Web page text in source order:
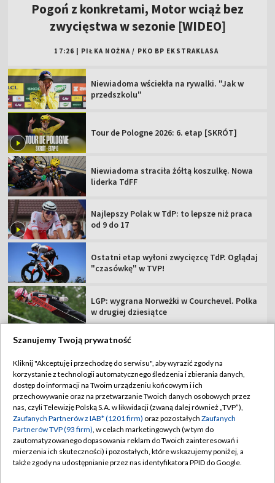
Pogoń z konkretami, Motor wciąż bez
zwycięstwa w sezonie [WIDEO]
17:26 PIŁKA NOŻNA / PKO BP EKSTRAKLASA
Niewiadoma wściekła na rywalki. "Jak w
przedszkolu"
Tour de Pologne 2026: 6. etap [SKRÓT]
Niewiadoma straciła żółtą koszulkę. Nowa
liderka TdFF
Najlepszy Polak w TdP: to lepsze niż praca
od 9 do 17
Ostatni etap wyłoni zwycięzcę TdP. Oglądaj
"czasówkę" w TVP!
LGP: wygrana Norweżki w Courchevel. Polka
w drugiej dziesiątce
TVP
Abonament TVP
Sklep TVP
Biuro Reklamy
Oferta Handlowa
Regulamin TVP
Polityka prywatności
Moje zgody
Biuro reklamy
Szanujemy Twoją prywatność
Kliknij "Akceptuję i przechodzę do serwisu", aby wyrazić zgody na
korzystanie z technologii automatycznego śledzenia i zbierania danych,
dostęp do informacji na Twoim urządzeniu końcowym i ich
przechowywanie oraz na przetwarzanie Twoich danych osobowych przez
nas, czyli Telewizję Polską S.A. w likwidacji (zwaną dalej również „TVP”),
Zaufanych Partnerów z IAB* (1201 firm) oraz pozostałych Zaufanych
Partnerów TVP (93 firm), w celach marketingowych (w tym do
zautomatyzowanego dopasowania reklam do Twoich zainteresowań i
mierzenia ich skuteczności) i pozostałych, które wskazujemy poniżej, a
także zgody na udostępnianie przez nas identyfikatora PPID do Google.